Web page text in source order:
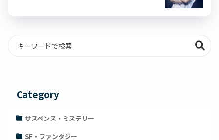
Category
サスペンス・ミステリー
SF・ファンタジー